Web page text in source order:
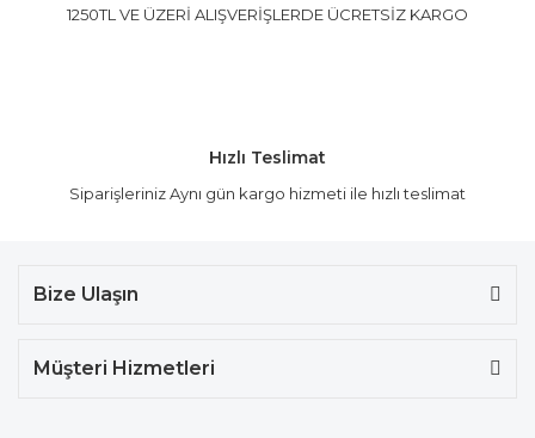
1250TL VE ÜZERİ ALIŞVERİŞLERDE ÜCRETSİZ KARGO
Hızlı Teslimat
Siparişleriniz Aynı gün kargo hizmeti ile hızlı teslimat
Bize Ulaşın
Müşteri Hizmetleri